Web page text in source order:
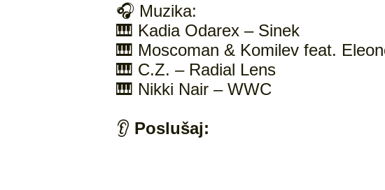
🎧 Muzika:
🎹 Kadia Odarex – Sinek
🎹 Moscoman & Komilev feat.
🎹 C.Z. – Radial Lens
🎹 Nikki Nair – WWC
👂 Poslušaj: